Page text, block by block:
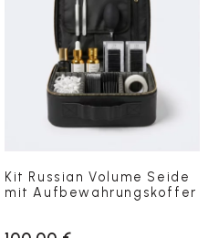
Kit Russian Volume Seide
mit Aufbewahrungskoffer